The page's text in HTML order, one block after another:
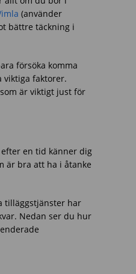
(använder
bättre täckning i
försöka komma
viktiga faktorer.
är viktigt just för
en tid känner dig
är bra att ha i åtanke
tilläggstjänster har
Nedan ser du hur